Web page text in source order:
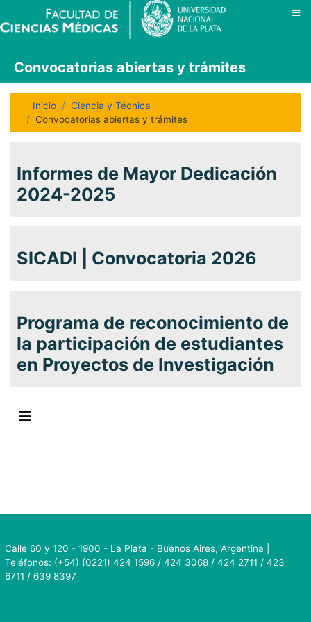
Inicio
Ciencia y Técnica
Convocatorias abiertas y trámites
Informes de Mayor Dedicación
2024-2025
SICADI | Convocatoria 2026
Programa de reconocimiento de
la participación de estudiantes
en Proyectos de Investigación
Calle 60 y 120 - 1900 - La Plata - Buenos Aires, Argentina |
Teléfonos: (+54) (0221) 424 1596 / 424 3068 / 424 2711 / 423
6711 / 639 8397
Convocatorias abiertas y trámites
≡